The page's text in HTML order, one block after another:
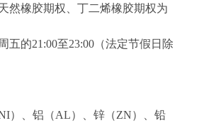
然橡胶期权、丁二烯橡胶期权为
五的21:00至23:00（法定节假日除
、铝（AL）、锌（ZN）、铅